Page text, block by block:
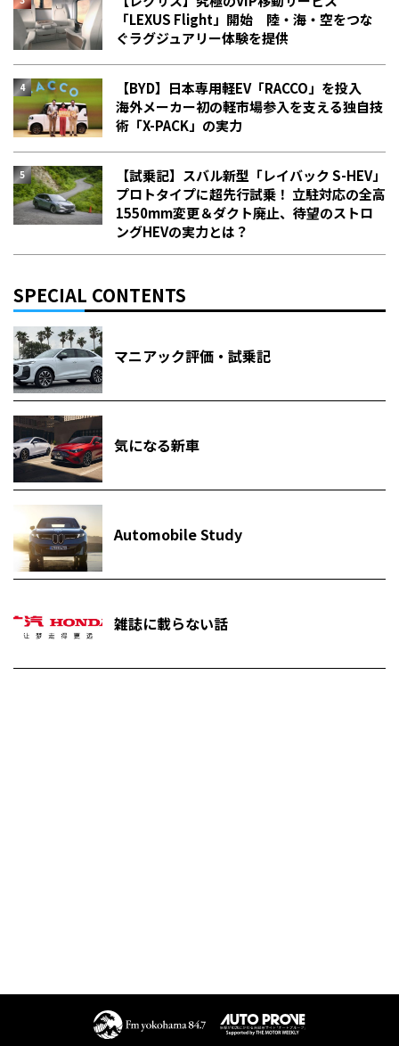
「LEXUS Flight」開始 陸・海・空をつな
ぐラグジュアリー体験を提供
【BYD】日本専用軽EV「RACCO」を投入
海外メーカー初の軽市場参入を支える独自技
術「X-PACK」の実力
【試乗記】スバル新型「レイバック S-HEV」
プロトタイプに超先行試乗！ 立駐対応の全高
1550mm変更＆ダクト廃止、待望のストロ
ングHEVの実力とは？
SPECIAL CONTENTS
マニアック評価・試乗記
気になる新車
Automobile Study
雑誌に載らない話